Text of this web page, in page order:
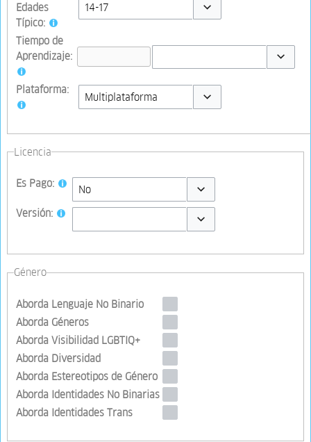
Edades
Típico:
Tiempo de
Aprendizaje:
Plataforma:
Licencia
Es Pago:
Toggle options
Versión:
Género
Aborda Lenguaje No Binario
Aborda Géneros
Aborda Visibilidad LGBTIQ+
Aborda Diversidad
Aborda Estereotipos de Género
Aborda Identidades No Binarias
Aborda Identidades Trans